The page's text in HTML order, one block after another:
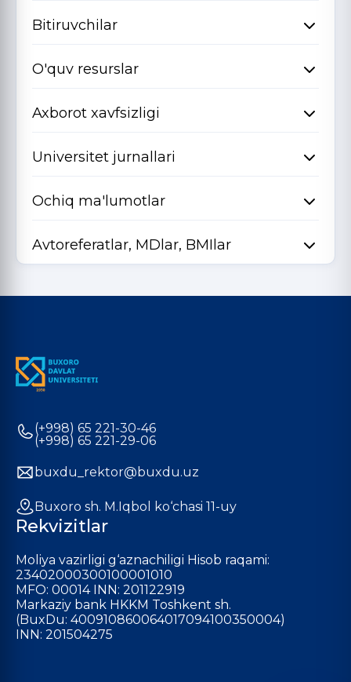
Bitiruvchilar
O'quv resurslar
Axborot xavfsizligi
Universitet jurnallari
Ochiq ma'lumotlar
Avtoreferatlar, MDlar, BMIlar
(+998) 65 221-30-46
(+998) 65 221-29-06
buxdu_rektor@buxdu.uz
Buxoro sh. M.Iqbol ko‘chasi 11-uy
Rekvizitlar
Moliya vazirligi g‘aznachiligi Hisob raqami:
23402000300100001010
MFO: 00014 INN: 201122919
Markaziy bank HKKM Toshkent sh.
(BuxDu: 400910860064017094100350004)
INN: 201504275